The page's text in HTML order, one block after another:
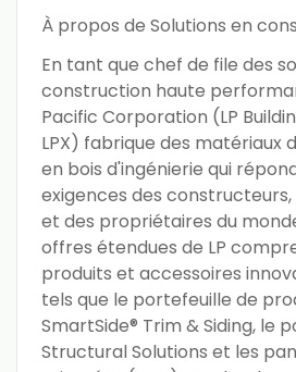
À propos de Solutions en
En tant que chef de file des
construction haute
Pacific Corporation (LP
LPX) fabrique des matériaux
en bois d'ingénierie qui
exigences des
et des propriétaires du
offres étendues de LP
produits et accessoires
tels que le portefeuille de
SmartSide® Trim & Siding, le
Structural Solutions et les